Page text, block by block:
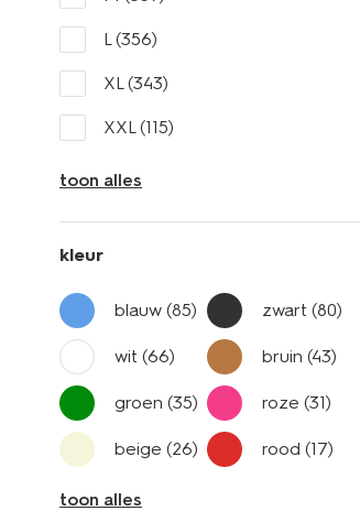
L(356)
XL(343)
XXL(115)
toon alles
kleur
blauw (85) zwart(80)
wit (66) bruin(43)
groen (35) roze(31)
beige (26) rood(17)
toon alles